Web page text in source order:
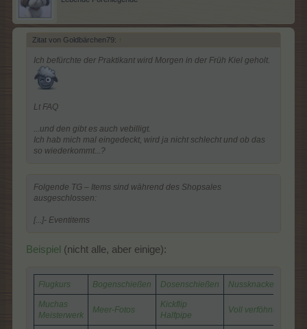
Zitat von Goldbärchen79: ↑
Ich befürchte der Praktikant wird Morgen in der Früh Kiel geholt.
Lt FAQ
...und den gibt es auch vebilligt.
Ich hab mich mal eingedeckt, wird ja nicht schlecht und ob das
so wiederkommt...?
Folgende TG – Items sind während des Shopsales
ausgeschlossen:
[...]- Eventitems
Beispiel (nicht alle, aber einige):
Flugkurs Bogenschießen Dosenschießen Nussknacker
Muchas
Meisterwerk
Meer-Fotos
Kickflip
Halfpipe
Voll verföhnt